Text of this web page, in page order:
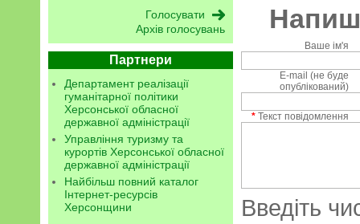
Архів голосувань
Партнери
Департамент реалізації
гуманітарної політики
Херсонської обласної
державної адміністрації
Управління туризму та
курортів Херсонської обласної
державної адміністрації
Найбільш повний каталог
Інтернет-ресурсів
Херсонщини
Ваше ім'я
E-mail (не буде
опублікований)
* Текст повідомлення
Введіть